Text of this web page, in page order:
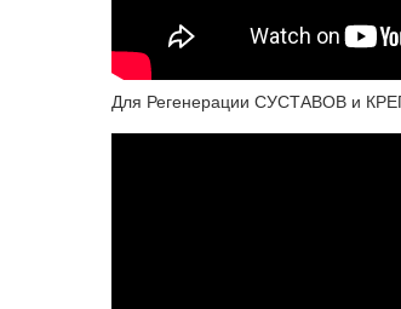
Для Регенерации СУСТАВОВ и